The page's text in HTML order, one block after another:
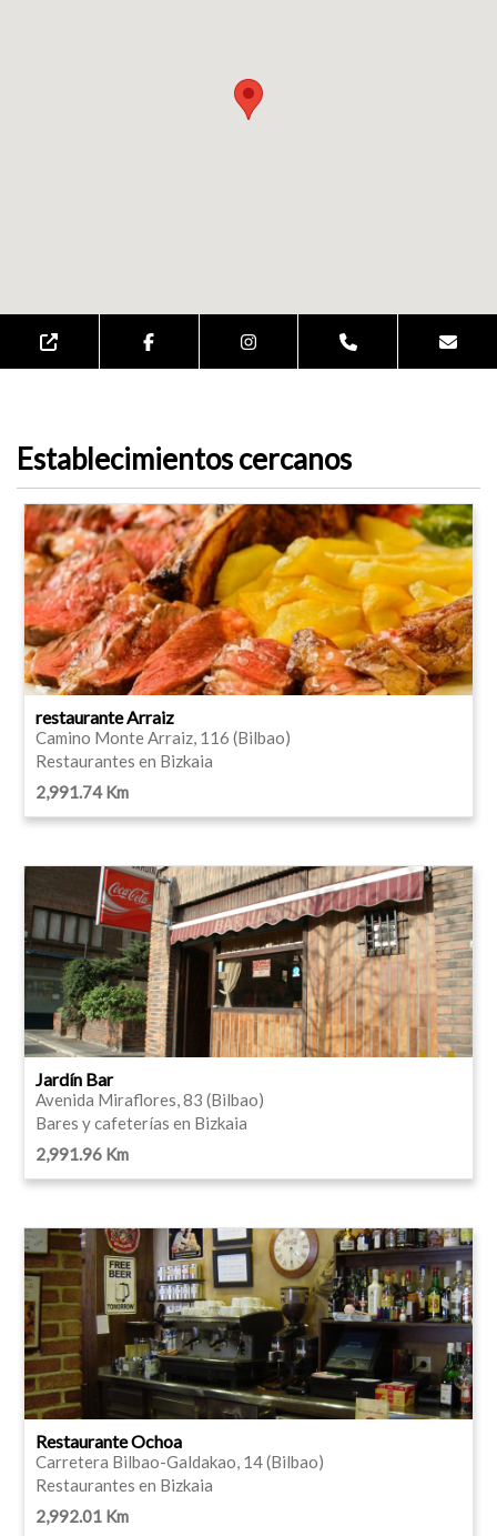
Establecimientos cercanos
restaurante Arraiz
Camino Monte Arraiz, 116 (Bilbao)
Restaurantes en Bizkaia
2,991.74 Km
Jardín Bar
Avenida Miraflores, 83 (Bilbao)
Bares y cafeterías en Bizkaia
2,991.96 Km
Restaurante Ochoa
Carretera Bilbao-Galdakao, 14 (Bilbao)
Restaurantes en Bizkaia
2,992.01 Km